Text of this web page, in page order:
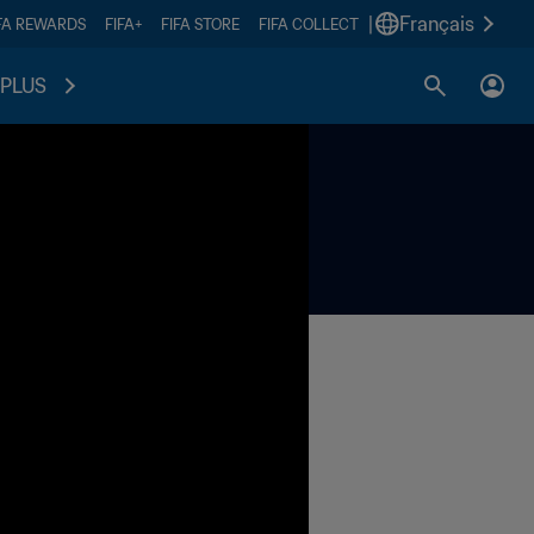
REWARDS FIFA+ FIFA STORE FIFA COLLECT Français
PLUS